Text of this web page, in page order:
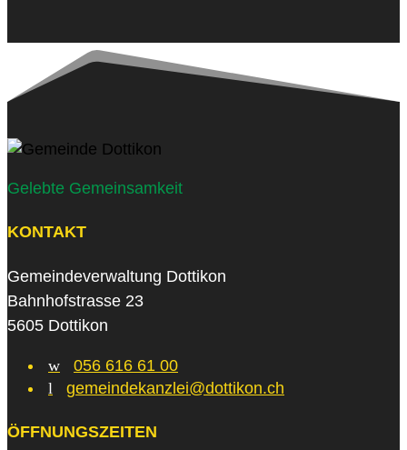
Gelebte Gemeinsamkeit
KONTAKT
Gemeindeverwaltung Dottikon
Bahnhofstrasse 23
5605 Dottikon
w
056 616 61 00
l
gemeindekanzlei@dottikon.ch
ÖFFNUNGSZEITEN